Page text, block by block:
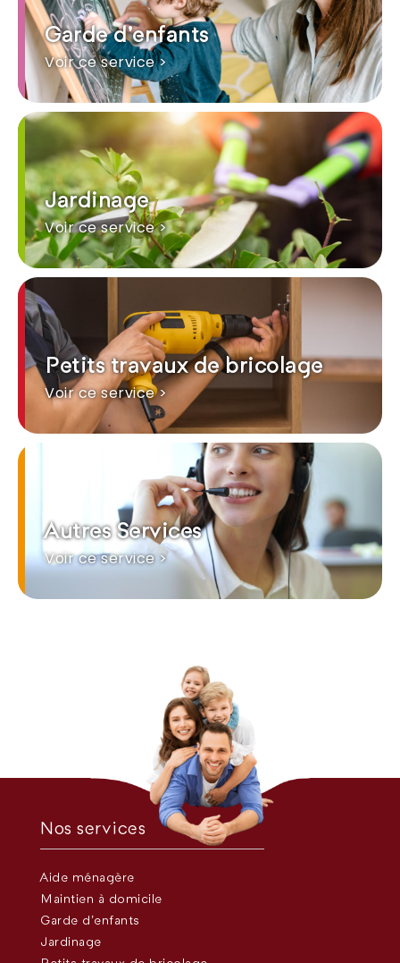
Garde d'enfants
Voir ce service >
Jardinage
Voir ce service >
Petits travaux de bricolage
Voir ce service >
Autres Services
Voir ce service >
Nos services
Aide ménagère
Maintien à domicile
Garde d’enfants
Jardinage